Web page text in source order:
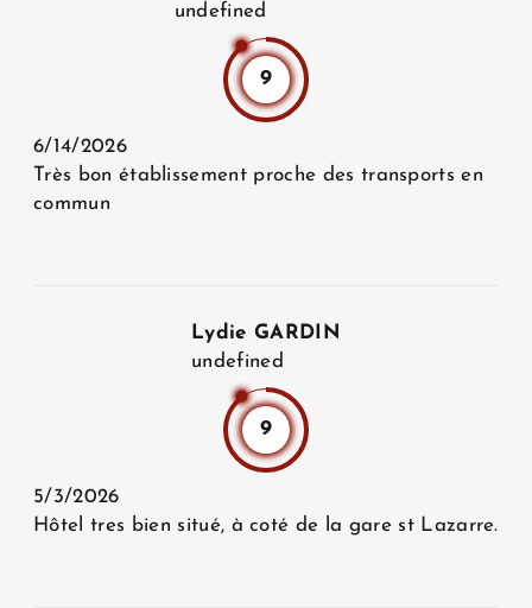
undefined
9
6/14/2026
Très bon établissement proche des transports en
commun
Lydie GARDIN
undefined
9
5/3/2026
Hôtel tres bien situé, à coté de la gare st Lazarre.